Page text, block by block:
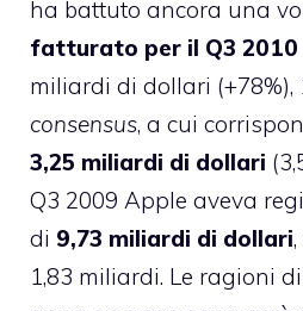
ha battuto ancora una
fatturato per il Q3 2010
miliardi di dollari
consensus, a cui
3,25 miliardi di dollari
Q3 2009 Apple aveva
di 9,73 miliardi di dollari
1,83 miliardi. Le ragioni